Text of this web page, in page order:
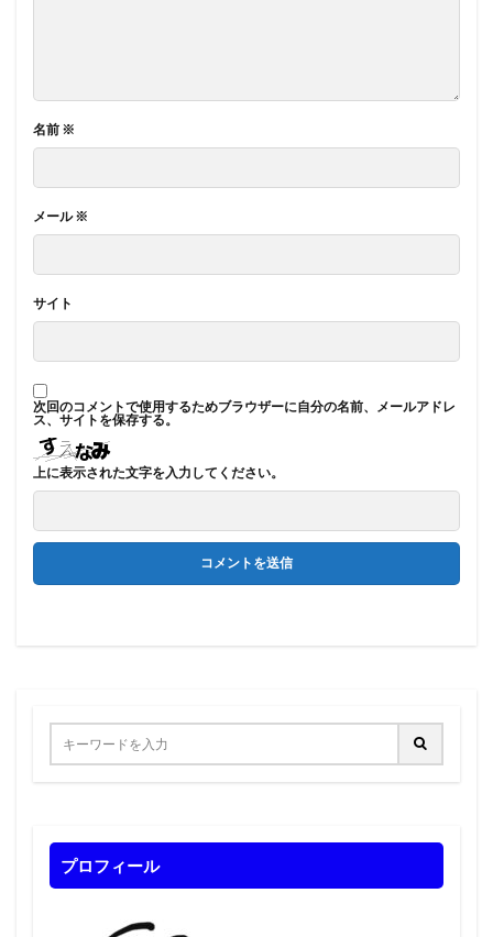
名前 ※
メール※
サイト
次回のコメントで使用するためブラウザーに自分の名前、メールアドレ
ス、サイトを保存する。
上に表示された文字を入力してください。
プロフィール